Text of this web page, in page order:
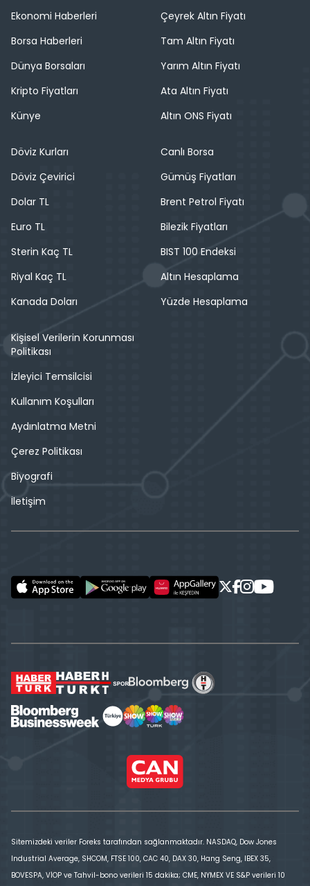
Ekonomi Haberleri
Borsa Haberleri
Dünya Borsaları
Kripto Fiyatları
Künye
Çeyrek Altın Fiyatı
Tam Altın Fiyatı
Yarım Altın Fiyatı
Ata Altın Fiyatı
Altın ONS Fiyatı
Döviz Kurları
Döviz Çevirici
Dolar TL
Euro TL
Sterin Kaç TL
Riyal Kaç TL
Kanada Doları
Canlı Borsa
Gümüş Fiyatları
Brent Petrol Fiyatı
Bilezik Fiyatları
BIST 100 Endeksi
Altın Hesaplama
Yüzde Hesaplama
Kişisel Verilerin Korunması
Politikası
İzleyici Temsilcisi
Kullanım Koşulları
Aydınlatma Metni
Çerez Politikası
Biyografi
İletişim
Sitemizdeki veriler Foreks tarafından sağlanmaktadır. NASDAQ, Dow Jones
Industrial Average, SHCOM, FTSE 100, CAC 40, DAX 30, Hang Seng, IBEX 35,
BOVESPA, VİOP ve Tahvil-bono verileri 15 dakika; CME, NYMEX VE S&P verileri 10